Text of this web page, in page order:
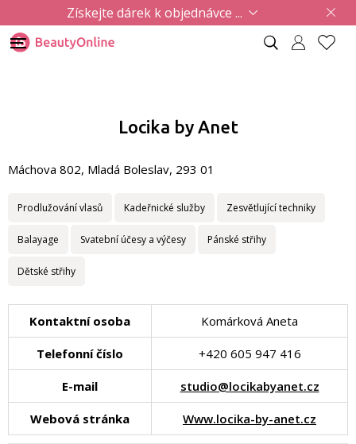
Získejte dárek k objednávce ...
Locika by Anet
Máchova 802, Mladá Boleslav, 293 01
Prodlužování vlasů Kadeřnické služby Zesvětlující techniky
Balayage Svatební účesy a výčesy Pánské střihy
Dětské střihy
Kontaktní osoba Komárková Aneta
Telefonní číslo +420 605 947 416
E-mail studio@locikabyanet.cz
Webová stránka Www.locika-by-anet.cz